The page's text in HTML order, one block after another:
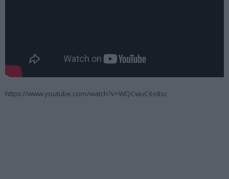
https://www.youtube.com/watch?v=WQCwuC6s8sc